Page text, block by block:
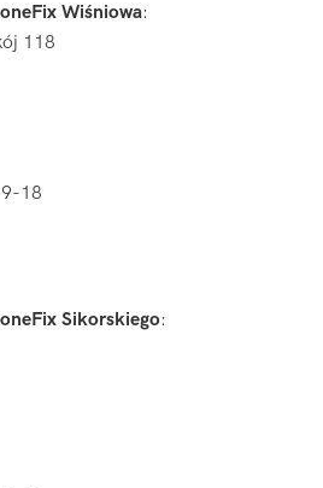
Wiśniowa:
118
18
Sikorskiego: